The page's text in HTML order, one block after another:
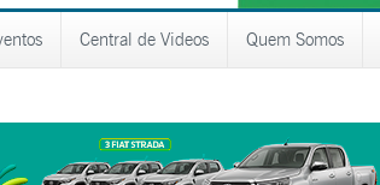
Central de Videos Quem Somos